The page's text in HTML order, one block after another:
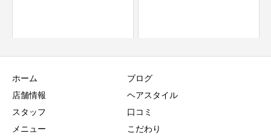
ホーム
店舗情報
スタッフ
メニュー
ブログ
ヘアスタイル
口コミ
こだわり